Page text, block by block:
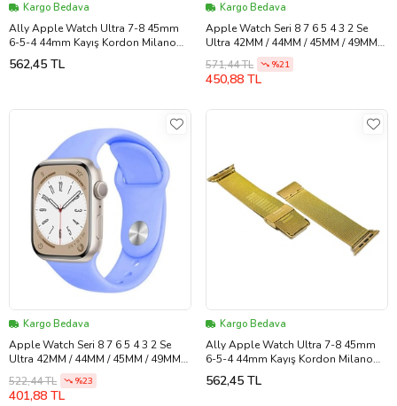
Kargo Bedava
Ally Apple Watch Ultra 7-8 45mm
6-5-4 44mm Kayış Kordon Milano
Metal Klasik 3-2-1 42mm (Siyah)
562,45 TL
Kargo Bedava
Apple Watch Seri 8 7 6 5 4 3 2 Se
Ultra 42MM / 44MM / 45MM / 49MM
Uyumlu Spor Silikon Kordon
571,44 TL %21
450,88 TL
Kargo Bedava
Apple Watch Seri 8 7 6 5 4 3 2 Se
Ultra 42MM / 44MM / 45MM / 49MM
Uyumlu Spor Silikon Kordon
522,44 TL %23
401,88 TL
Kargo Bedava
Ally Apple Watch Ultra 7-8 45mm
6-5-4 44mm Kayış Kordon Milano
Metal Klasik 3-2-1 42mm (Gold)
562,45 TL